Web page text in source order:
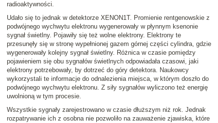
radioaktywności.
Udało się to jednak w detektorze XENON1T. Promienie rentgenowskie z
podwójnego wychwytu elektronu wygenerowały w płynnym ksenonie
sygnał świetlny. Pojawiły się też wolne elektrony. Elektrony te
przesunęły się w stronę wypełnionej gazem górnej części cylindra, gdzie
wygenerowały kolejny sygnał świetlny. Różnica w czasie pomiędzy
pojawieniem się obu sygnałów świetlnych odpowiadała czasowi, jaki
elektrony potrzebowały, by dotrzeć do góry detektora. Naukowcy
wykorzystali te informacje do odnalezienia miejsca, w którym doszło do
podwójnego wychwytu elektronu. Z siły sygnałów wyliczono też energię
uwolnioną w tym procesie.
Wszystkie sygnały zarejestrowano w czasie dłuższym niż rok. Jednak
rozpatrywanie ich z osobna nie pozwoliło na zauważenie zjawiska, które